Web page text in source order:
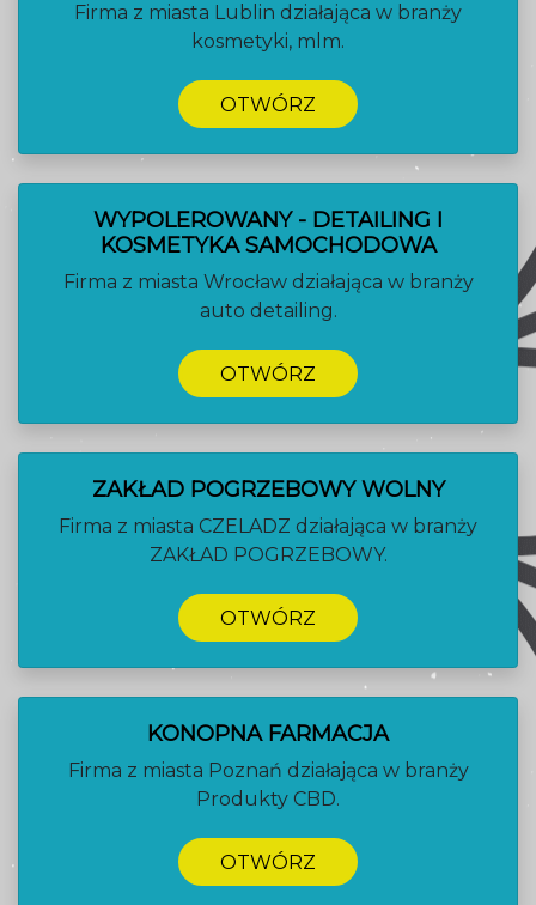
Firma z miasta Lublin działająca w branży
kosmetyki, mlm.
OTWÓRZ
WYPOLEROWANY - DETAILING I
KOSMETYKA SAMOCHODOWA
Firma z miasta Wrocław działająca w branży
auto detailing.
OTWÓRZ
ZAKŁAD POGRZEBOWY WOLNY
Firma z miasta CZELADZ działająca w branży
ZAKŁAD POGRZEBOWY.
OTWÓRZ
KONOPNA FARMACJA
Firma z miasta Poznań działająca w branży
Produkty CBD.
OTWÓRZ